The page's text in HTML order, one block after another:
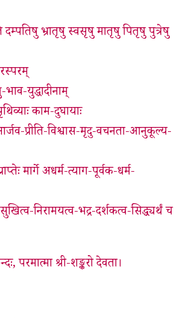
दम्पतिषु भ्रातृषु स्वसृषु मातृषु पितृषु पुत्रेषु
युद्धादीनाम्
काम-दुघायाः
प्रीति-विश्वास-मृदु-वचनता-आनुकूल्य-
मार्गे अधर्म-त्याग-पूर्वक-धर्म-
निरामयत्व-भद्र-दर्शकत्व-सिद्ध्यर्थं च
परमात्मा श्री-शङ्करो देवता।